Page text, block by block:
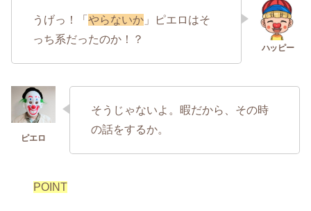
うげっ！「 やらないか 」ピエロはそ
っち系だったのか！？
そうじゃないよ。暇だから、その時
の話をするか。
POINT